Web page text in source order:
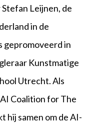
Leijnen, de
in de
gepromoveerd in
Kunstmatige
Utrecht. Als
Coalition for The
hij samen om de AI-